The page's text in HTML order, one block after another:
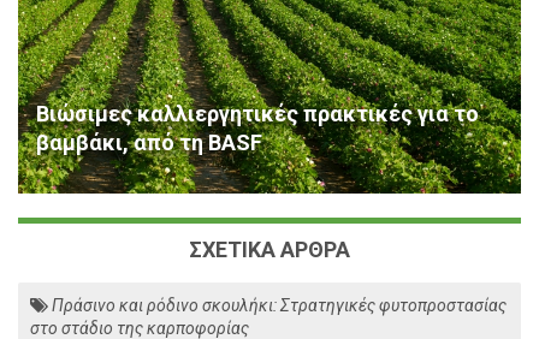
Βιώσιμες καλλιεργητικές πρακτικές για το
βαμβάκι, από τη BASF
ΣΧΕΤΙΚΑ ΑΡΘΡΑ
Πράσινο και ρόδινο σκουλήκι: Στρατηγικές φυτοπροστασίας
στο στάδιο της καρποφορίας